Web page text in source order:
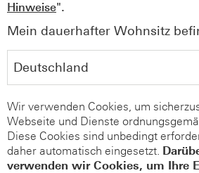
Hinweise".
Mein dauerhafter Wohnsitz
Wir verwenden Cookies, um
Webseite und Dienste
Diese Cookies sind unbedingt
daher automatisch eingesetzt.
verwenden wir Cookies, um Ihre